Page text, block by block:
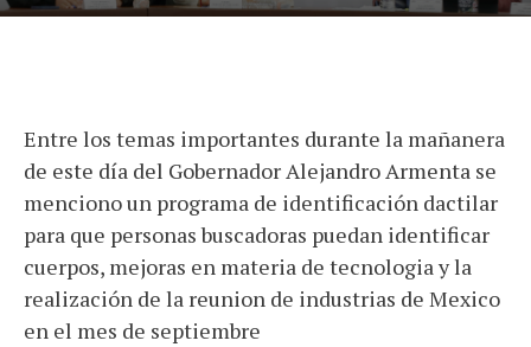
Entre los temas importantes durante la mañanera
de este día del Gobernador Alejandro Armenta se
menciono un programa de identificación dactilar
para que personas buscadoras puedan identificar
cuerpos, mejoras en materia de tecnologia y la
realización de la reunion de industrias de Mexico
en el mes de septiembre